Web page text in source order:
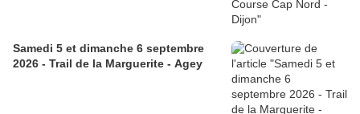
Samedi 5 et dimanche 6 septembre
2026 - Trail de la Marguerite - Agey